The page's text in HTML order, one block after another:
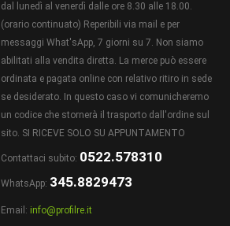
dal lunedì al venerdì dalle ore 8.30 alle 18.00.
(orario continuato) Reperibili via mail e per
messaggi What'sApp, 7 giorni su 7. Non siamo
abilitati alla vendita diretta. La merce può essere
ordinata e pagata online con relativo ritiro in sede
se desiderato. In questo caso vi comunicheremo
un codice che stornerà il trasporto dall'ordine sul
sito. SI RICEVE SOLO SU APPUNTAMENTO
Contattaci subito: 0522.578310
WhatsApp: 345.8829473
Email: info@profilre.it